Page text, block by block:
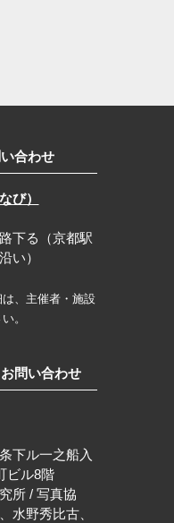
合わせ
び）
下る（京都駅
い）
、主催者・施設
。
問い合わせ
下ル一之船入
ビル8階
所 / 写真協
水野秀比古、